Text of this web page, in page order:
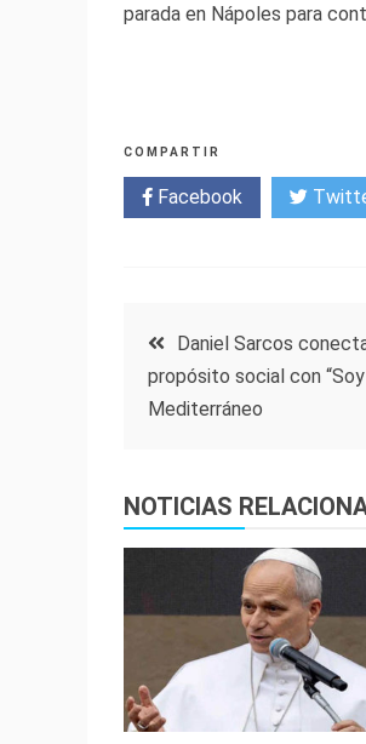
parada en Nápoles para
COMPARTIR
Facebook
Navegación
de
Daniel Sarcos
propósito social con
Mediterráneo
NOTICIAS